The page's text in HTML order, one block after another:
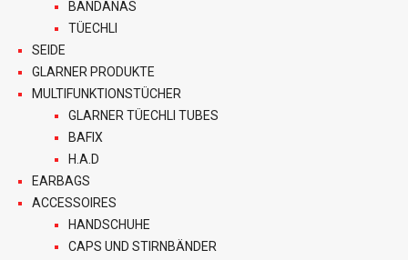
BANDANAS
TÜECHLI
SEIDE
GLARNER PRODUKTE
MULTIFUNKTIONSTÜCHER
GLARNER TÜECHLI TUBES
BAFIX
H.A.D
EARBAGS
ACCESSOIRES
HANDSCHUHE
CAPS UND STIRNBÄNDER